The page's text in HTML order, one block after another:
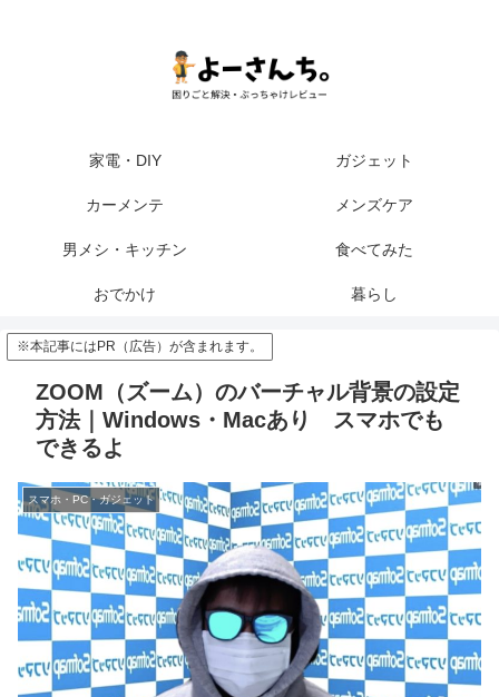
家電・DIY ガジェット
カーメンテ メンズケア
男メシ・キッチン 食べてみた
おでかけ 暮らし
※本記事にはPR（広告）が含まれます。
ZOOM（ズーム）のバーチャル背景の設定
方法｜Windows・Macあり スマホでも
できるよ
スマホ・PC・ガジェット